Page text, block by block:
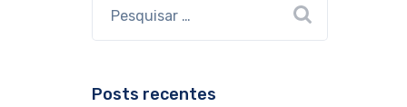
Posts recentes